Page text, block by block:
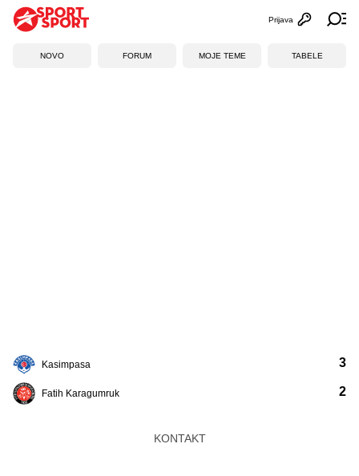
Otvori
Prijava
NOVO FORUM MOJE TEME TABELE
Kasimpasa
Fatih Karagumruk
3
2
KONTAKT